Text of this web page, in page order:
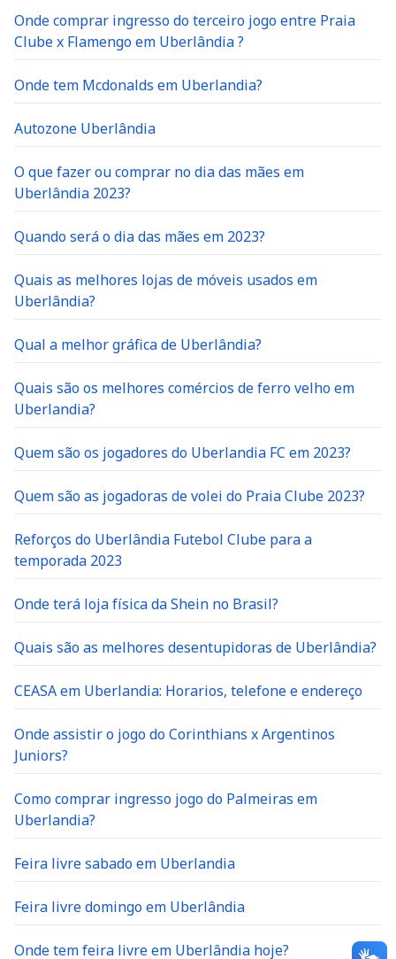
Onde comprar ingresso do terceiro jogo entre Praia
Clube x Flamengo em Uberlândia ?
Onde tem Mcdonalds em Uberlandia?
Autozone Uberlândia
O que fazer ou comprar no dia das mães em
Uberlândia 2023?
Quando será o dia das mães em 2023?
Quais as melhores lojas de móveis usados em
Uberlândia?
Qual a melhor gráfica de Uberlândia?
Quais são os melhores comércios de ferro velho em
Uberlandia?
Quem são os jogadores do Uberlandia FC em 2023?
Quem são as jogadoras de volei do Praia Clube 2023?
Reforços do Uberlândia Futebol Clube para a
temporada 2023
Onde terá loja física da Shein no Brasil?
Quais são as melhores desentupidoras de Uberlândia?
CEASA em Uberlandia: Horarios, telefone e endereço
Onde assistir o jogo do Corinthians x Argentinos
Juniors?
Como comprar ingresso jogo do Palmeiras em
Uberlandia?
Feira livre sabado em Uberlandia
Feira livre domingo em Uberlândia
Onde tem feira livre em Uberlândia hoje?